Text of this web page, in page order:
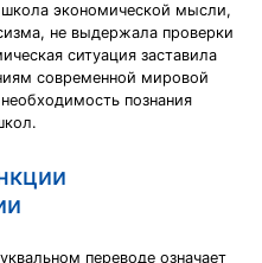
экономической мысли,
не выдержала проверки
ситуация заставила
современной мировой
познания
переводе означает